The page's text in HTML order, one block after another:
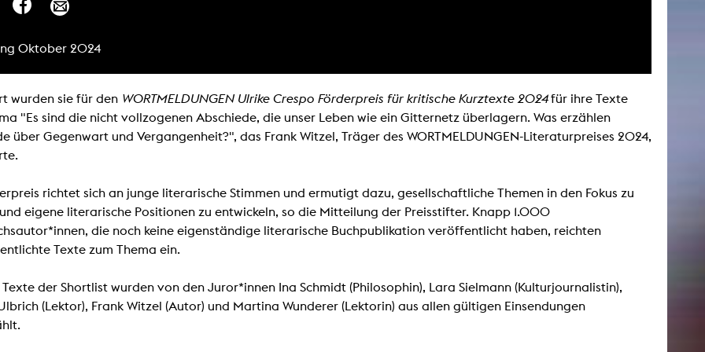
Oktober 2024
wurden sie für den WORTMELDUNGEN Ulrike Crespo Förderpreis für kritische Kurztexte 2024für ihre Texte
"Es sind die nicht vollzogenen Abschiede, die unser Leben wie ein Gitternetz überlagern. Was erzählen
über Gegenwart und Vergangenheit?", das Frank Witzel, Träger des WORTMELDUNGEN-Literaturpreises 2024,
richtet sich an junge literarische Stimmen und ermutigt dazu, gesellschaftliche Themen in den Fokus zu
eigene literarische Positionen zu entwickeln, so die Mitteilung der Preisstifter. Knapp 1.000
die noch keine eigenständige literarische Buchpublikation veröffentlicht haben, reichten
Texte zum Thema ein.
Texte der Shortlist wurden von den Juror*innen Ina Schmidt (Philosophin), Lara Sielmann (Kulturjournalistin),
(Lektor), Frank Witzel (Autor) und Martina Wunderer (Lektorin) aus allen gültigen Einsendungen
Zentrale Ausleihe
BIBLIOTHEK
Filme
Bücher
Sounds
Semesterapparate
KHM Verlag
LECTURE Reihe
Lab Jahrbuch
off topic
Organisation
Das KHM Logo
Förderpreis für FLINTA*
Studium mit Kind
Antidiskriminierung
AStA und StuPa
Freunde der KHM e.V.
Auszeichnungen
Festivalteilnahmen
Presse Downloads